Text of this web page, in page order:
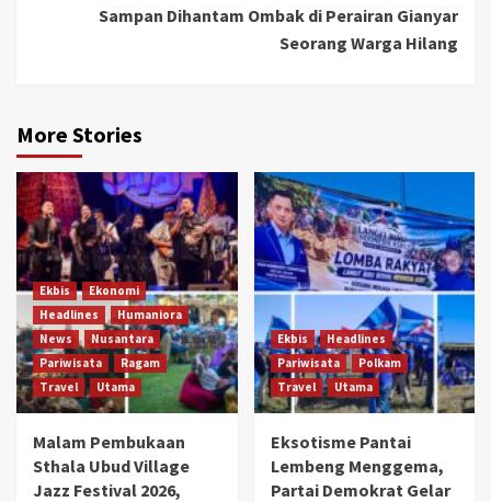
Sampan Dihantam Ombak di Perairan Gianyar
Seorang Warga Hilang
More Stories
Ekbis
Ekonomi
Headlines
Humaniora
News
Nusantara
Pariwisata
Ragam
Travel
Utama
Malam Pembukaan
Sthala Ubud Village
Jazz Festival 2026,
Ekbis
Headlines
Pariwisata
Polkam
Travel
Utama
Eksotisme Pantai
Lembeng Menggema,
Partai Demokrat Gelar